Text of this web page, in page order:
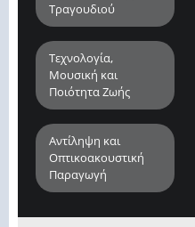
Τραγουδιού
Τεχνολογία,
Μουσική και
Ποιότητα Ζωής
Αντίληψη και
Οπτικοακουστική
Παραγωγή